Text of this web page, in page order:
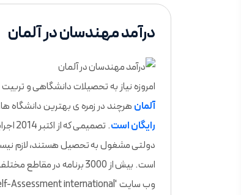
درآمد مهندسان در آلمان
امروزه نیاز به تحصیلات دانشگاهی و
آلمان هرچند در زمره ی بهترین دانشگاه
رایگان است
.
دولتی مشغول به تحصیل هستند، لازم نیست
است. بیش از 3000 برنامه در مقاطع مختلف برای رشته ی